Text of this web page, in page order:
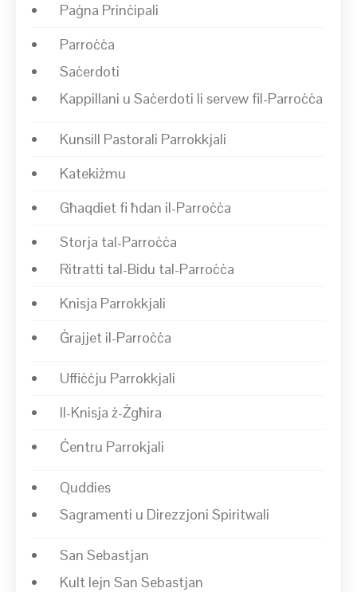
Paġna Prinċipali
Parroċċa
Saċerdoti
Kappillani u Saċerdoti li servew fil-Parroċċa
Kunsill Pastorali Parrokkjali
Katekiżmu
Għaqdiet fi ħdan il-Parroċċa
Storja tal-Parroċċa
Ritratti tal-Bidu tal-Parroċċa
Knisja Parrokkjali
Ġrajjet il-Parroċċa
Uffiċċju Parrokkjali
Il-Knisja ż-Żgħira
Ċentru Parrokjali
Quddies
Sagramenti u Direzzjoni Spiritwali
San Sebastjan
Kult lejn San Sebastjan